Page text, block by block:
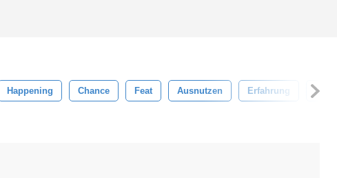
Happening Chance Feat Ausnutzen Erfahrung